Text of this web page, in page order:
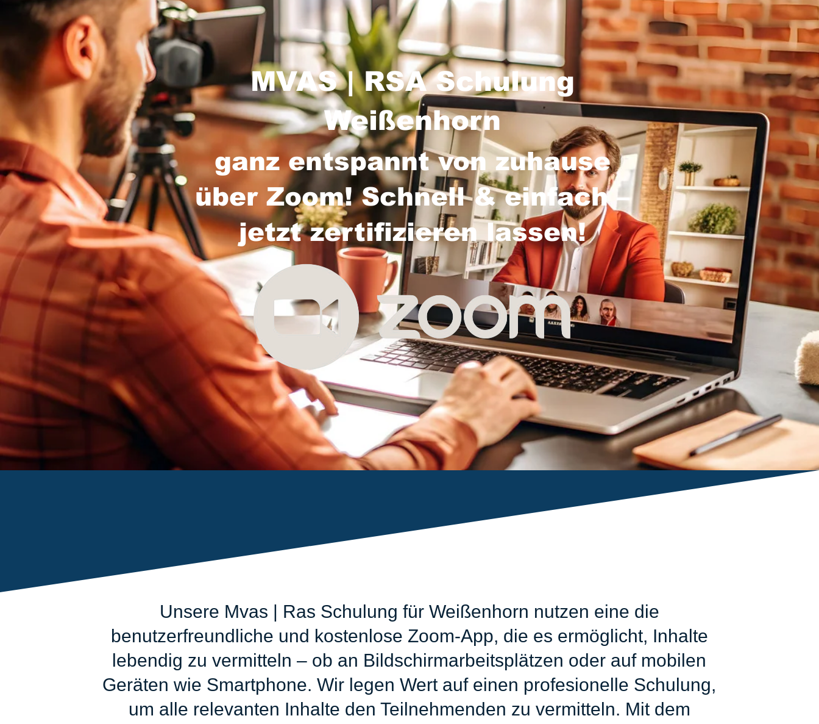
MVAS | RSA Schulung
Weißenhorn
ganz entspannt von zuhause
über Zoom! Schnell & einfach –
jetzt zertifizieren lassen!
Unsere Mvas | Ras Schulung für Weißenhorn nutzen eine die
benutzerfreundliche und kostenlose Zoom-App, die es ermöglicht, Inhalte
lebendig zu vermitteln – ob an Bildschirmarbeitsplätzen oder auf mobilen
Geräten wie Smartphone. Wir legen Wert auf einen profesionelle Schulung,
um alle relevanten Inhalte den Teilnehmenden zu vermitteln. Mit dem